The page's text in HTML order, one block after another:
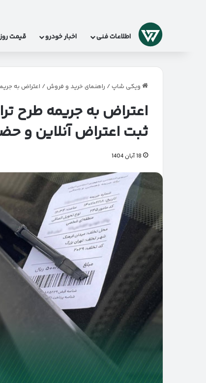
لوگو اطلاعات فنی اخبار خودرو قیمت
ویکی شاپ/ راهنمای خرید و فروش/ اعتراض به جریمه طرح ترافیک ۱۴۰۴ | آموزش
ثبت اعتراض آنلاین و
18 آبان 1404